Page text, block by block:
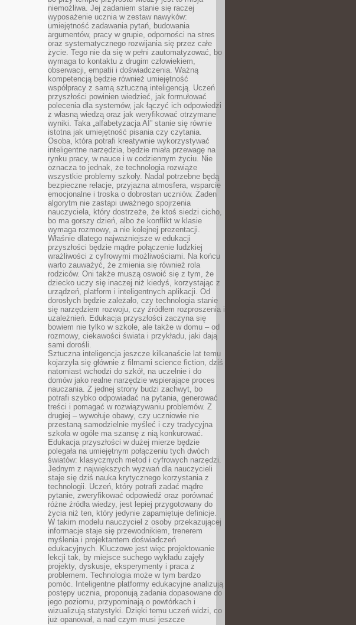
niemożliwa. Jej zadaniem stanie się raczej
wyposażenie ucznia w zestaw nawyków:
umiejętność zadawania pytań, budowania
argumentów, pracy w grupie, odporności na stres
oraz systematycznego rozwijania się przez całe
życie. Tego nie da się w pełni zautomatyzować, bo
wymaga to kontaktu z drugim człowiekiem,
obserwacji, empatii i doświadczenia. Ważną
kompetencją będzie również umiejętność
współpracy z samą sztuczną inteligencją. Uczeń
przyszłości powinien wiedzieć, jak formułować
polecenia dla systemów, jak łączyć ich odpowiedzi
z własną wiedzą oraz jak weryfikować otrzymane
wyniki. Taka „alfabetyzacja AI” stanie się równie
istotna jak umiejętność pisania czy czytania.
Osoba, która potrafi kreatywnie wykorzystywać
inteligentne narzędzia, będzie miała przewagę na
rynku pracy, w nauce i w codziennym życiu. Nie
oznacza to jednak, że technologia rozwiąże
wszystkie problemy szkoły. Nadal potrzebne będą
bezpieczne relacje, przyjazna atmosfera, wsparcie
emocjonalne i troska o dobrostan uczniów. Żaden
algorytm nie zastąpi uważnego spojrzenia
nauczyciela, który dostrzeże, że ktoś siedzi cicho,
bo ma gorszy dzień, albo że konflikt w klasie
wymaga rozmowy, a nie kolejnej prezentacji.
Właśnie dlatego najważniejsze w edukacji
przyszłości będzie mądre połączenie ludzkiej
wrażliwości z cyfrowymi możliwościami. Na końcu
warto zauważyć, że zmienia się również rola
rodziców. Oni także muszą oswoić się z tym, że
dziecko uczy się inaczej niż kiedyś, korzystając z
urządzeń, platform i inteligentnych aplikacji. Od
dorosłych będzie zależało, czy technologia stanie
się narzędziem rozwoju, czy źródłem rozproszenia i
uzależnień. Edukacja przyszłości zaczyna się
bowiem nie tylko w szkole, ale także w domu – od
rozmowy, ciekawości świata i przykładu, jaki dają
sami dorośli.
Sztuczna inteligencja jeszcze kilkanaście lat temu
kojarzyła się głównie z filmami science fiction, dziś
natomiast wchodzi do szkół, na uczelnie i do
domów jako realne narzędzie wspierające proces
nauczania. Z jednej strony budzi zachwyt, bo
potrafi szybko odpowiadać na pytania, generować
treści i pomagać w rozwiązywaniu problemów. Z
drugiej – wywołuje obawy, czy uczniowie nie
przestaną samodzielnie myśleć i czy tradycyjna
szkoła w ogóle ma szansę z nią konkurować.
Edukacja przyszłości w dużej mierze będzie
polegała na umiejętnym połączeniu tych dwóch
światów: klasycznych metod i cyfrowych narzędzi.
Jednym z największych wyzwań dla nauczycieli
staje się dziś nauka krytycznego korzystania z
technologii. Uczeń, który potrafi zadać mądre
pytanie, zweryfikować odpowiedź oraz porównać
różne źródła wiedzy, jest lepiej przygotowany do
życia niż ten, który jedynie zapamiętuje definicje.
W takim modelu nauczyciel z osoby przekazującej
informacje staje się przewodnikiem, trenerem
myślenia i projektantem doświadczeń
edukacyjnych. Kluczowe jest więc projektowanie
lekcji tak, by miejsce suchego wykładu zajęły
projekty, dyskusje, eksperymenty i praca z
problemem. Technologia może w tym bardzo
pomóc. Inteligentne platformy edukacyjne analizują
postępy ucznia, proponują zadania dopasowane do
jego poziomu, przypominają o powtórkach i
wizualizują statystyki. Dzięki temu uczeń widzi, co
już opanował, a nad czym musi jeszcze